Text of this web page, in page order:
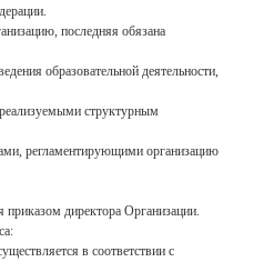
последняя обязана
образовательной деятельности,
структурным
регламентирующими организацию
директора Организации.
в соответствии с